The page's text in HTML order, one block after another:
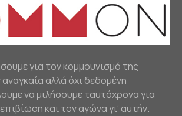
για τον κομμουνισμό της
αλλά όχι δεδομένη
να μιλήσουμε ταυτόχρονα για
και τον αγώνα γι’ αυτήν.